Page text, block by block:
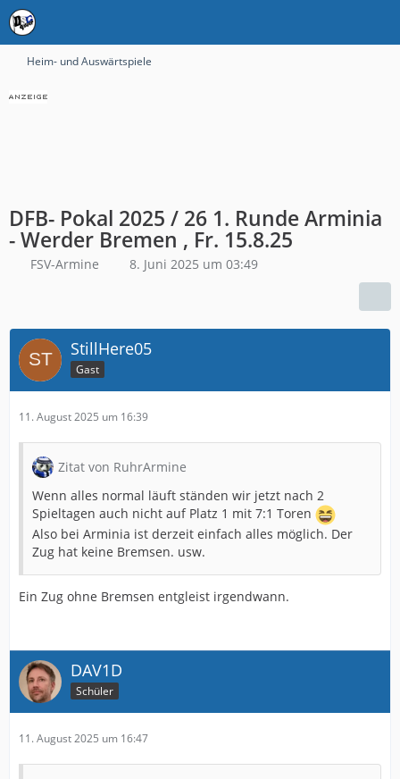
Heim- und Auswärtspiele
DFB- Pokal 2025 / 26 1. Runde Arminia
- Werder Bremen , Fr. 15.8.25
FSV-Armine 8. Juni 2025 um 03:49
StillHere05
Gast
11. August 2025 um 16:39
Zitat von RuhrArmine
Wenn alles normal läuft ständen wir jetzt nach 2
Spieltagen auch nicht auf Platz 1 mit 7:1 Toren
Also bei Arminia ist derzeit einfach alles möglich. Der
Zug hat keine Bremsen. usw.
Ein Zug ohne Bremsen entgleist irgendwann.
DAV1D
Schüler
11. August 2025 um 16:47